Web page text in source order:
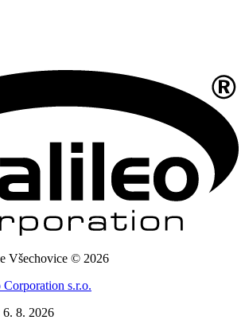
Všechovice © 2026
s.r.o.
6. 8. 2026